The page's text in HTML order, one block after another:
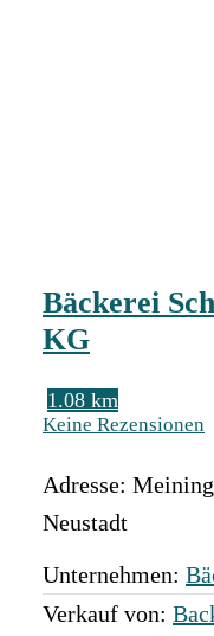
Bäckerei
KG
1.08 km
Keine Rezensionen
Adresse:
Neustadt
Unternehmen:
Verkauf von: